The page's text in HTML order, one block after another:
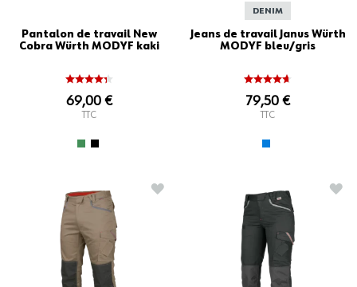
Pantalon de travail New
Cobra Würth MODYF kaki
69,00 €
TTC
DENIM
Jeans de travail Janus Würth
MODYF bleu/gris
79,50 €
TTC
AJOUTER À LA LISTE D'ACHATS